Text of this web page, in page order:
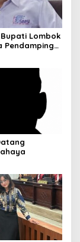
Lombok
Pendamping